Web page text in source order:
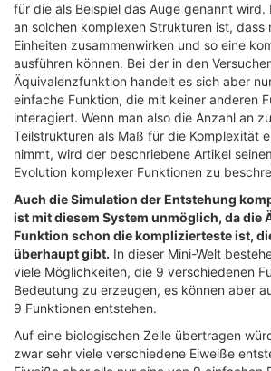
für die als Beispiel das Auge genannt wird.
an solchen komplexen Strukturen ist, dass
Einheiten zusammenwirken und so eine
ausführen können. Bei der in den
Äquivalenzfunktion handelt es sich aber
einfache Funktion, die mit keiner anderen
interagiert. Wenn man also die Anzahl an
Teilstrukturen als Maß für die Komplexität
nimmt, wird der beschriebene Artikel
Evolution komplexer Funktionen zu
Auch die Simulation der Entstehung
ist mit diesem System unmöglich, da die
Funktion schon die komplizierteste ist,
überhaupt gibt. In dieser Mini-Welt
viele Möglichkeiten, die 9 verschiedenen
Bedeutung zu erzeugen, es können aber
9 Funktionen entstehen.
Auf eine biologischen Zelle übertragen
zwar sehr viele verschiedene Eiweiße